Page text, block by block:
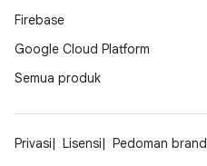
Firebase
Google Cloud Platform
Semua produk
Privasi Lisensi Pedoman brand